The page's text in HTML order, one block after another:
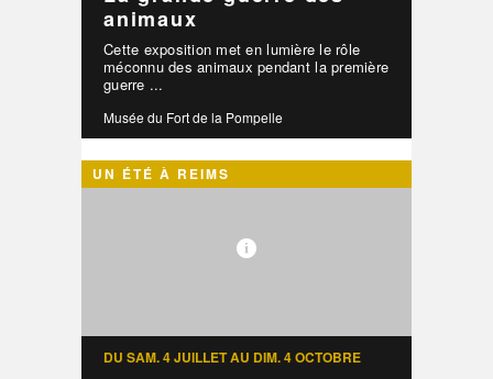
animaux
Cette exposition met en lumière le rôle
méconnu des animaux pendant la première
guerre ...
Musée du Fort de la Pompelle
UN ÉTÉ À REIMS
DU SAM. 4 JUILLET AU DIM. 4 OCTOBRE